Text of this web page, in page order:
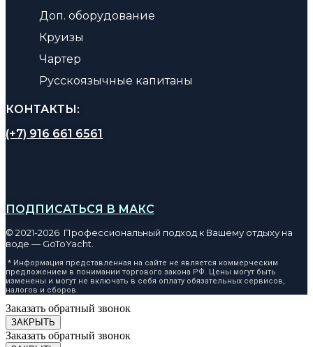
Доп. оборудование
Круизы
Чартер
Русскоязычные капитаны
КОНТАКТЫ:
(+7) 916 661 6561
ПОДПИСАТЬСЯ В МАКС
© 2021-2026 Профессиональный подход к Вашему отдыху на
воде — GoToYacht.
* Информация представленная на сайте не является коммерческим
предложением в понимании торгового закона РФ. Цены могут быть
изменены и могут не включать в себя оплату обязательных сервисов,
налогов и сборов.
Заказать обратный звонок
ЗАКРЫТЬ
Заказать обратный звонок